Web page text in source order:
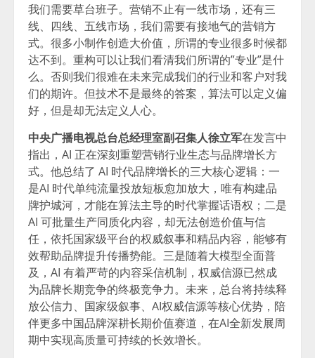
我们需要草台班子。营销不止有一线市场，还有三
线、四线、五线市场，我们需要有接地气的营销方
式。很多小制作创造大价值，所谓的专业很多时候都
达不到。重构可以让我们看清我们所谓的”专业”是什
么。否则我们很难在未来完成我们的行业和客户对我
们的期许。但技术不是最终的答案，算法可以定义偏
好，但是却无法定义人心。
中央广播电视总台总经理室副召集人徐立军在发言中
指出，AI 正在深刻重塑营销行业生态与品牌增长方
式。他总结了 AI 时代品牌增长的三大核心逻辑：一
是AI 时代单纯流量投放短板愈加放大，唯有构建品
牌护城河，才能在算法主导的时代掌握话语权；二是
AI 可批量生产同质化内容，却无法创造价值与信
任，依托国家级平台的权威叙事和精品内容，能够有
效帮助品牌提升传播势能。三是随着大模型全面普
及，AI 有着严苛的内容采信机制，权威信源已然成
为品牌长期竞争的终极竞争力。未来，总台将持续释
放公信力、国家级叙事、AI权威信源等核心优势，陪
伴更多中国品牌深耕长期价值赛道，在AI全新发展周
期中实现高质量可持续的长效增长。